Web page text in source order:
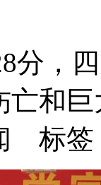
分，
亡和
标签